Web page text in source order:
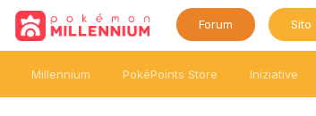
Forum Sito
Millennium PokéPoints Store Iniziative